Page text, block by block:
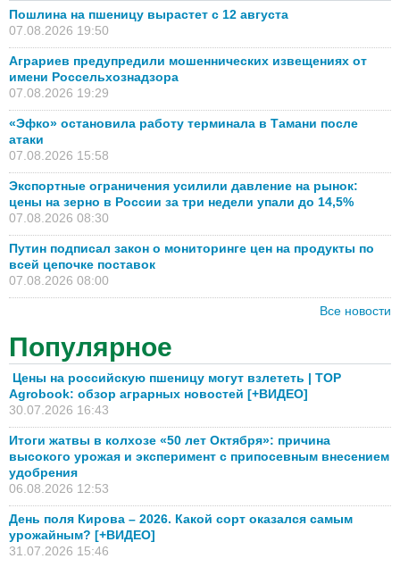
Пошлина на пшеницу вырастет с 12 августа
07.08.2026 19:50
Аграриев предупредили мошеннических извещениях от
имени Россельхознадзора
07.08.2026 19:29
«Эфко» остановила работу терминала в Тамани после
атаки
07.08.2026 15:58
Экспортные ограничения усилили давление на рынок:
цены на зерно в России за три недели упали до 14,5%
07.08.2026 08:30
Путин подписал закон о мониторинге цен на продукты по
всей цепочке поставок
07.08.2026 08:00
Все новости
Популярное
Цены на российскую пшеницу могут взлететь | TOP
Agrobook: обзор аграрных новостей [+ВИДЕО]
30.07.2026 16:43
Итоги жатвы в колхозе «50 лет Октября»: причина
высокого урожая и эксперимент с припосевным внесением
удобрения
06.08.2026 12:53
День поля Кирова – 2026. Какой сорт оказался самым
урожайным? [+ВИДЕО]
31.07.2026 15:46